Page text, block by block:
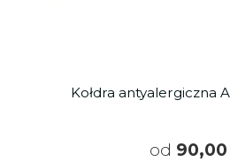
Kołdra antyalergiczna
od 90,00